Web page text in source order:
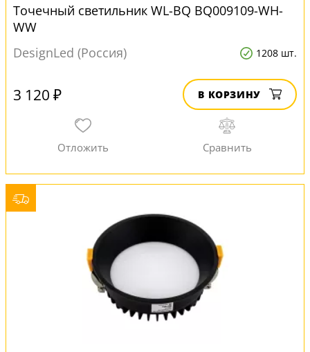
Точечный светильник WL-BQ BQ009109-WH-
WW
DesignLed (Россия)
1208 шт.
3 120 ₽ В КОРЗИНУ